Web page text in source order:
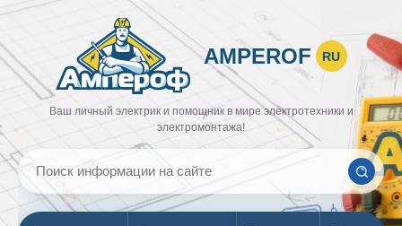
AMPEROF RU
Ваш личный электрик и помощник в мире электротехники и
электромонтажа!